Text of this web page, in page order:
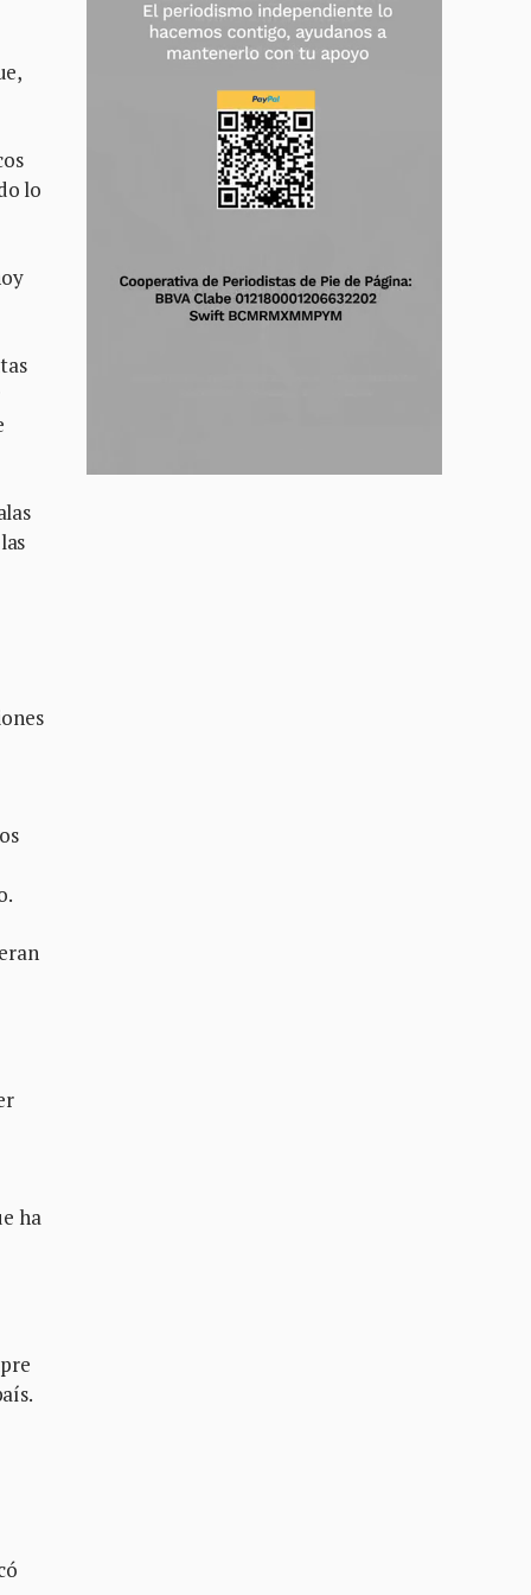
lo
ha